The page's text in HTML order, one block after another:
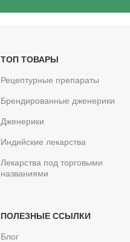
ТОП ТОВАРЫ
Рецептурные препараты
Брендированные дженерики
Дженерики
Индийские лекарства
Лекарства под торговыми
названиями
ПОЛЕЗНЫЕ ССЫЛКИ
Блог